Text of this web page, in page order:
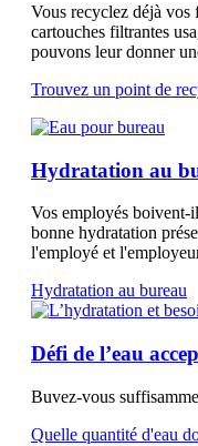
Vous recyclez déjà
cartouches filtrantes
pouvons leur donner
Trouvez un point de
Hydratation au
Vos employés boivent-
bonne hydratation
l'employé et
Hydratation au bureau
Défi de l’eau
Buvez-vous
Quelle quantité d'eau